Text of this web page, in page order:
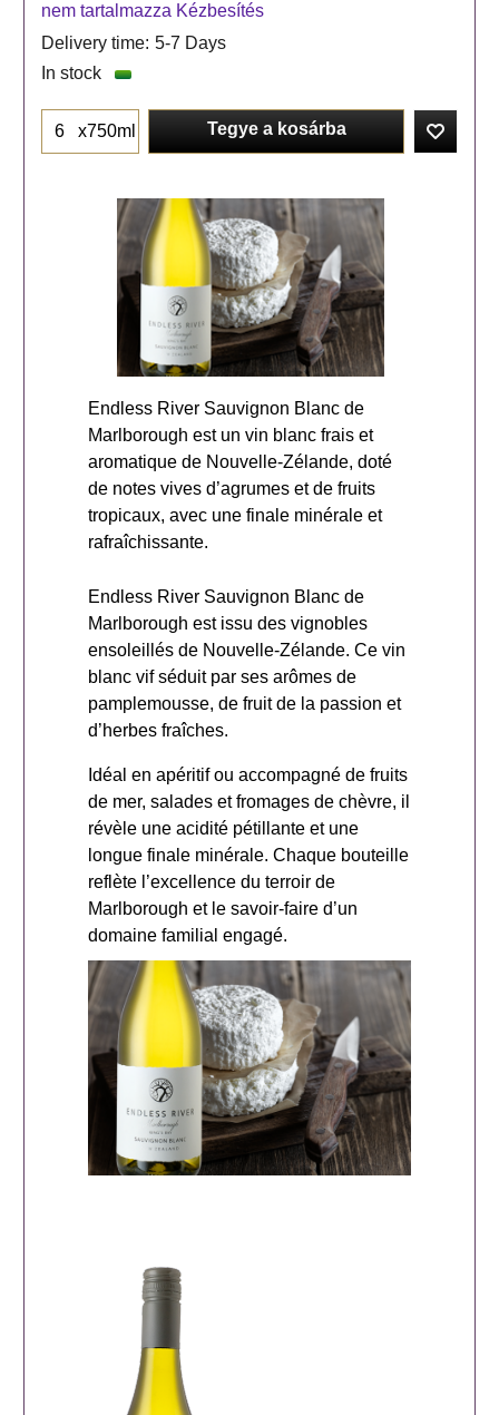
nem tartalmazza Kézbesítés
Delivery time: 5-7 Days
In stock
x750ml Tegye a kosárba
Endless River Sauvignon Blanc de
Marlborough est un vin blanc frais et
aromatique de Nouvelle-Zélande, doté
de notes vives d’agrumes et de fruits
tropicaux, avec une finale minérale et
rafraîchissante.
Endless River Sauvignon Blanc de
Marlborough est issu des vignobles
ensoleillés de Nouvelle-Zélande. Ce vin
blanc vif séduit par ses arômes de
pamplemousse, de fruit de la passion et
d’herbes fraîches.
Idéal en apéritif ou accompagné de fruits
de mer, salades et fromages de chèvre, il
révèle une acidité pétillante et une
longue finale minérale. Chaque bouteille
reflète l’excellence du terroir de
Marlborough et le savoir-faire d’un
domaine familial engagé.